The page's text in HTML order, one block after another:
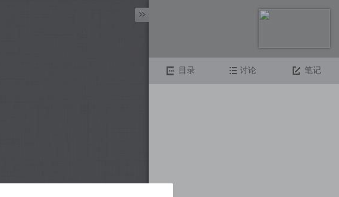
目录 讨论 笔记